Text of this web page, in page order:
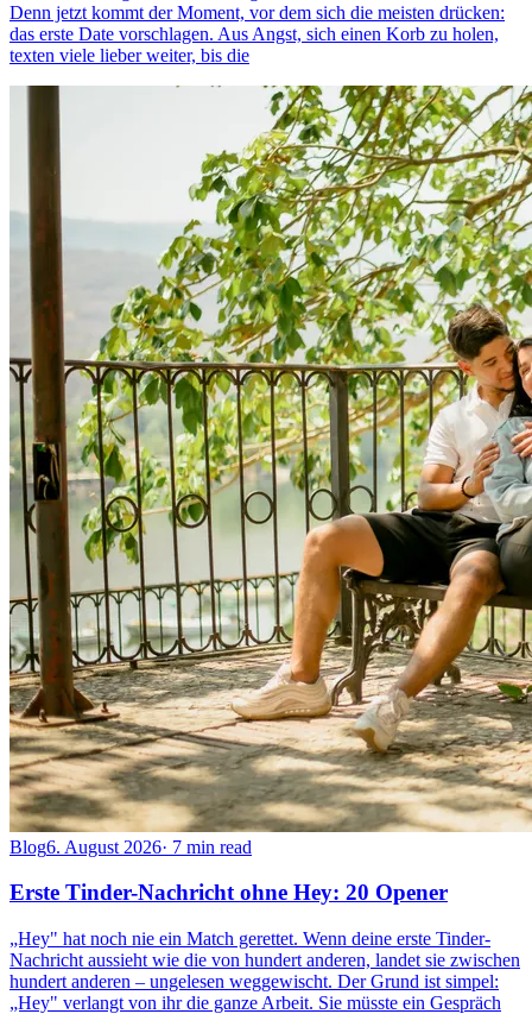
Denn jetzt kommt der Moment, vor dem sich die meisten drücken:
das erste Date vorschlagen. Aus Angst, sich einen Korb zu holen,
texten viele lieber weiter, bis die
Blog6. August 2026· 7 min read
Erste Tinder-Nachricht ohne Hey: 20 Opener
„Hey" hat noch nie ein Match gerettet. Wenn deine erste Tinder-
Nachricht aussieht wie die von hundert anderen, landet sie zwischen
hundert anderen – ungelesen weggewischt. Der Grund ist simpel:
„Hey" verlangt von ihr die ganze Arbeit. Sie müsste ein Gespräch